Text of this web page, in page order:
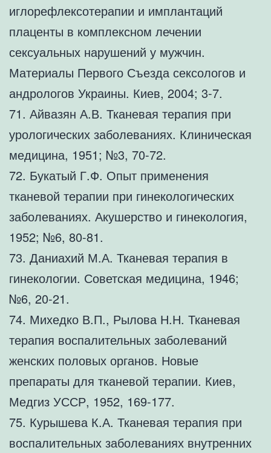
иглорефлексотерапии и имплантаций
плаценты в комплексном лечении
сексуальных нарушений у мужчин.
Материалы Первого Съезда сексологов и
андрологов Украины. Киев, 2004; 3-7.
71. Айвазян А.В. Тканевая терапия при
урологических заболеваниях. Клиническая
медицина, 1951; №3, 70-72.
72. Букатый Г.Ф. Опыт применения
тканевой терапии при гинекологических
заболеваниях. Акушерство и гинекология,
1952; №6, 80-81.
73. Даниахий М.А. Тканевая терапия в
гинекологии. Советская медицина, 1946;
№6, 20-21.
74. Михедко В.П., Рылова Н.Н. Тканевая
терапия воспалительных заболеваний
женских половых органов. Новые
препараты для тканевой терапии. Киев,
Медгиз УССР, 1952, 169-177.
75. Курышева К.А. Тканевая терапия при
воспалительных заболеваниях внутренних